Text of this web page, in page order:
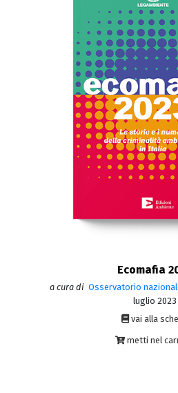
Ecomafia
a cura di Osservatorio
luglio 2023
vai alla
metti nel